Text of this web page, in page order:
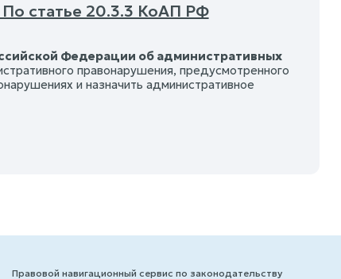
статье 20.3.3 КоАП РФ
Федерации об административных
правонарушения, предусмотренного
и назначить административное
Правовой навигационный сервис по законодательству